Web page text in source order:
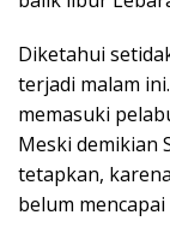
Diketahui
terjadi malam
memasuki
Meski demikian
tetapkan,
belum